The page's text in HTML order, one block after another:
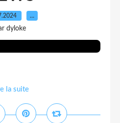
…
dyloke
la suite